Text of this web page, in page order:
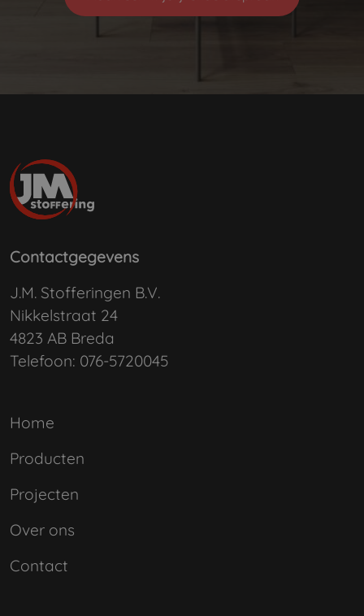
Contactgegevens
J.M. Stofferingen B.V.
Nikkelstraat 24
4823 AB Breda
Telefoon: 076-5720045
Home
Producten
Projecten
Over ons
Contact